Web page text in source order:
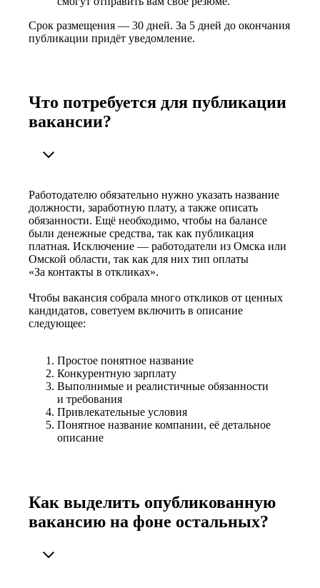
Срок размещения — 30 дней. За 5 дней до окончания
публикации придёт уведомление.
Что потребуется для публикации
вакансии?
Работодателю обязательно нужно указать название
должности, заработную плату, а также описать
обязанности. Ещё необходимо, чтобы на балансе
были денежные средства, так как публикация
платная. Исключение — работодатели из Омска или
Омской области, так как для них тип оплаты
«За контакты в откликах».
Чтобы вакансия собрала много откликов от ценных
кандидатов, советуем включить в описание
следующее:
Простое понятное название
Конкурентную зарплату
Выполнимые и реалистичные обязанности
и требования
Привлекательные условия
Понятное название компании, её детальное
описание
Как выделить опубликованную
вакансию на фоне остальных?